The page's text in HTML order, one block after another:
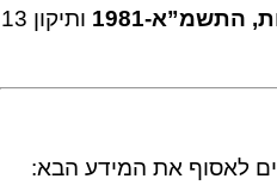
התשמ”א-1981
ותיקון 13
לאסוף את המידע הבא: